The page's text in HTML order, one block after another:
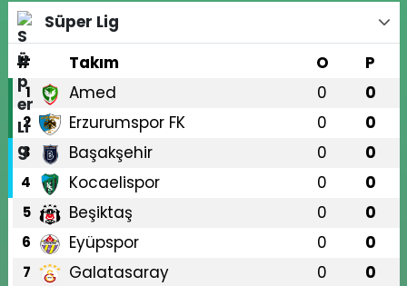
Süper Lig
#
Takım O P
1 Amed 0 0
2 Erzurumspor FK 0 0
3 Başakşehir 0 0
4 Kocaelispor 0 0
5 Beşiktaş 0 0
6 Eyüpspor 0 0
7 Galatasaray 0 0